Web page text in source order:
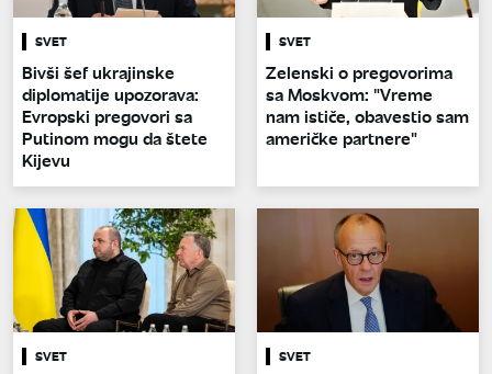
SVET
Bivši šef ukrajinske
diplomatije upozorava:
Evropski pregovori sa
Putinom mogu da štete
Kijevu
SVET
Zelenski o pregovorima
sa Moskvom: "Vreme
nam ističe, obavestio sam
američke partnere"
SVET SVET